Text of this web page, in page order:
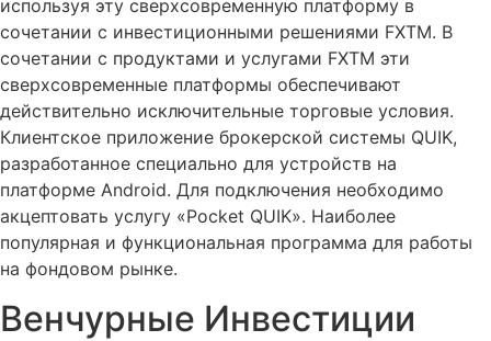
используя эту сверхсовременную платформу в
сочетании с инвестиционными решениями FXTM. В
сочетании с продуктами и услугами FXTM эти
сверхсовременные платформы обеспечивают
действительно исключительные торговые условия.
Клиентское приложение брокерской системы QUIK,
разработанное специально для устройств на
платформе Android. Для подключения необходимо
акцептовать услугу «Pocket QUIK». Наиболее
популярная и функциональная программа для работы
на фондовом рынке.
Венчурные Инвестиции